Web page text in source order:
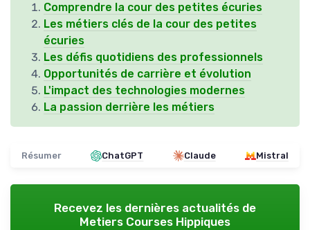
Comprendre la cour des petites écuries
Les métiers clés de la cour des petites
écuries
Les défis quotidiens des professionnels
Opportunités de carrière et évolution
L'impact des technologies modernes
La passion derrière les métiers
Résumer ChatGPT Claude Mistral
Recevez les dernières actualités de
Metiers Courses Hippiques